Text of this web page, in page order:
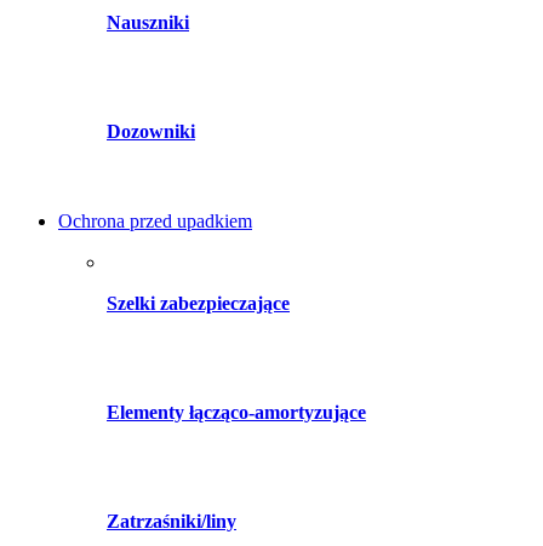
Nauszniki
Dozowniki
Ochrona przed upadkiem
Szelki zabezpieczające
Elementy łącząco-amortyzujące
Zatrzaśniki/liny